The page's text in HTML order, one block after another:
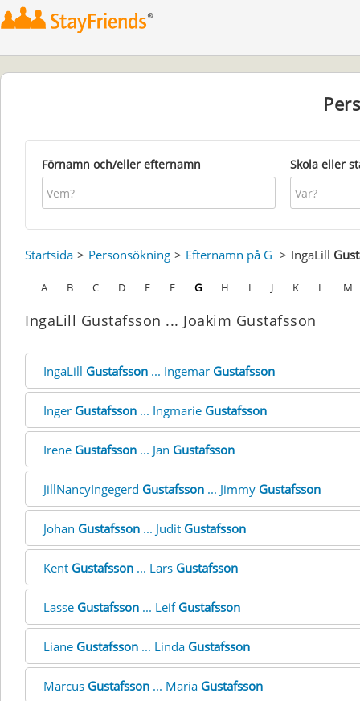
Förnamn och/eller efternamn Skola eller
Startsida Personsökning Efternamn på G IngaLill
A B C D E F G H I J K L M
IngaLill Gustafsson ... Joakim Gustafsson
IngaLill Gustafsson ... Ingemar Gustafsson
Inger Gustafsson ... Ingmarie Gustafsson
Irene Gustafsson ... Jan Gustafsson
JillNancyIngegerd Gustafsson ... Jimmy Gustafsson
Johan Gustafsson ... Judit Gustafsson
Kent Gustafsson ... Lars Gustafsson
Lasse Gustafsson ... Leif Gustafsson
Liane Gustafsson ... Linda Gustafsson
Marcus Gustafsson ... Maria Gustafsson